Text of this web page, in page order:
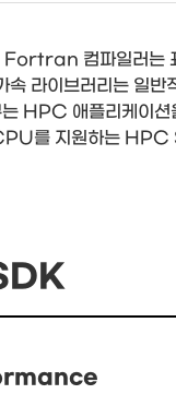
컴파일러는
라이브러리는 일반
는 HPC 애플리케이
지원하는 HPC